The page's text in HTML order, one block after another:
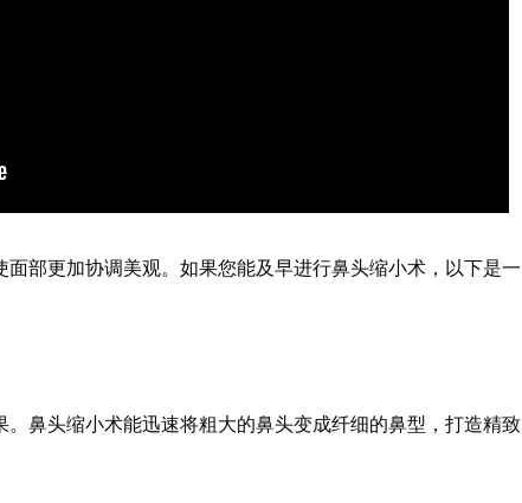
部更加协调美观。如果您能及早进行鼻头缩小术，以下是一
鼻头缩小术能迅速将粗大的鼻头变成纤细的鼻型，打造精致